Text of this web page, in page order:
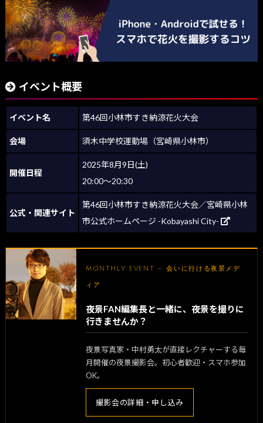
イベント概要
イベント名 第46回小林市すき納涼花火大会
会場 須木中学校運動場（宮崎県小林市）
開催日程
2025年8月9日(土)
20:00～20:30
公式・関連サイト
第46回小林市すき納涼花火大会／宮崎県小林
市公式ホームページ -Kobayashi City-
MONTHLY EVENT — 会いに行ける夜景メデ
ィア
夜景FAN編集長と一緒に、夜景を撮りに
行きませんか？
夜景写真家・中村勇太が直接レクチャーする毎
月開催の夜景撮影会。初心者歓迎・スマホ参加
OK。
撮影会の詳細・申し込み